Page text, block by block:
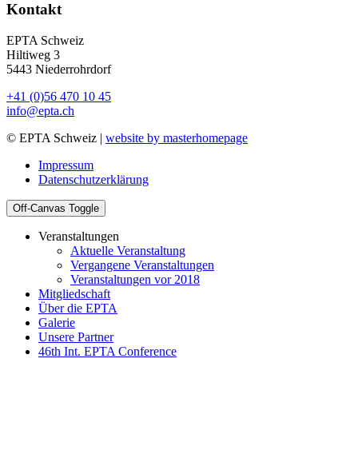
Kontakt
EPTA Schweiz
Hiltiweg 3
5443 Niederrohrdorf
+41 (0)56 470 10 45
info@epta.ch
© EPTA Schweiz | website by masterhomepage
Impressum
Datenschutzerklärung
Off-Canvas Toggle
Veranstaltungen
Aktuelle Veranstaltung
Vergangene Veranstaltungen
Veranstaltungen vor 2018
Mitgliedschaft
Über die EPTA
Galerie
Unsere Partner
46th Int. EPTA Conference